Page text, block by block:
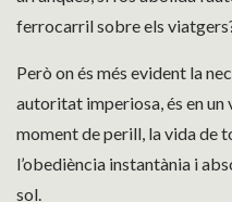
ferrocarril sobre els
Però on és més evident la
autoritat imperiosa, és en un
moment de perill, la vida de
l’obediència instantània i
sol.